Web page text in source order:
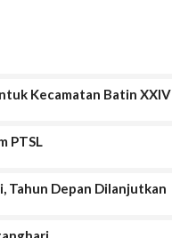
Kecamatan Batin XXIV
PTSL
Tahun Depan Dilanjutkan